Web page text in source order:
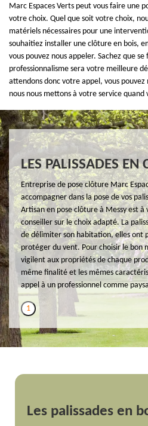
Marc Espaces Verts peut vous faire une
votre choix. Quel que soit votre choix,
matériels nécessaires pour une
souhaitiez installer une clôture en bois,
vous pouvez nous appeler. Sachez que
professionnalisme sera votre meilleure
attendons donc votre appel, vous
nous nous mettons à votre service quand
LES PALISSADES EN
Entreprise de pose clôture Marc
accompagner dans la pose de vos
Artisan en pose clôture à Messy est à
conseiller sur le choix adapté. La
de délimiter son habitation, elles ont
protéger du vent. Pour choisir le bon
vigilent aux propriétés de chaque
même finalité et les mêmes
appel à un professionnel comme
1
Les palissades en